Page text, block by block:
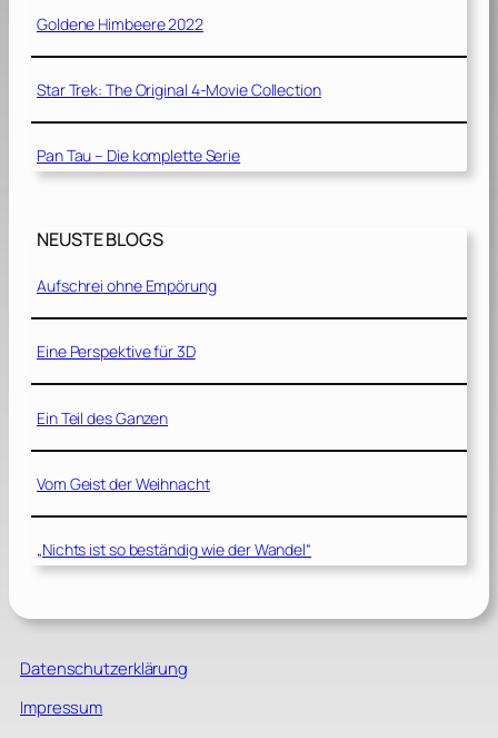
Goldene Himbeere 2022
Star Trek: The Original 4-Movie Collection
Pan Tau – Die komplette Serie
NEUSTE BLOGS
Aufschrei ohne Empörung
Eine Perspektive für 3D
Ein Teil des Ganzen
Vom Geist der Weihnacht
„Nichts ist so beständig wie der Wandel“
Datenschutzerklärung
Impressum